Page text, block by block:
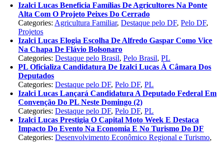
Izalci Lucas Beneficia Famílias De Agricultores Na Ponte
Alta Com O Projeto Peixes Do Cerrado
Categories: Agricultura Familiar,Destaque pelo DF,Pelo DF,
Projetos
Izalci Lucas Elogia Escolha De Alfredo Gaspar Como Vice
Na Chapa De Flávio Bolsonaro
Categories:Destaque pelo Brasil,Pelo Brasil,PL
PL Oficializa Candidatura De Izalci Lucas À Câmara Dos
Deputados
Categories:Destaque pelo DF,Pelo DF,PL
Izalci Lucas Lançará Candidatura A Deputado Federal Em
Convenção Do PL Neste Domingo (2)
Categories:Destaque pelo DF,Pelo DF,PL
Izalci Lucas Prestigia O Capital Moto Week E Destaca
Impacto Do Evento Na Economia E No Turismo Do DF
Categories:Desenvolvimento Econômico Regional e Turismo,